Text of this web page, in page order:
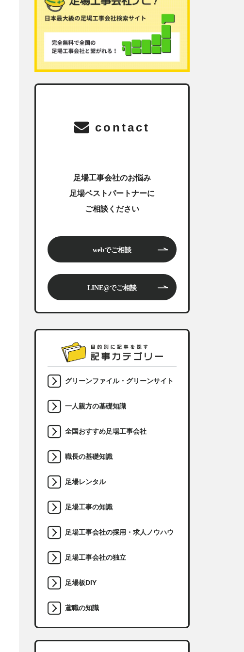
contact
足場工事会社のお悩み
足場ベストパートナーに
ご相談ください
webでご相談
LINE@でご相談
グリーンファイル・グリーンサイト
一人親方の基礎知識
全国おすすめ足場工事会社
職長の基礎知識
足場レンタル
足場工事の知識
足場工事会社の採用・求人ノウハウ
足場工事会社の独立
足場板DIY
鳶職の知識